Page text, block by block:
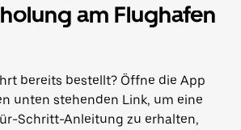
am Flughafen
bereits bestellt? Öffne die App
unten stehenden Link, um eine
Schritt-Anleitung zu erhalten,